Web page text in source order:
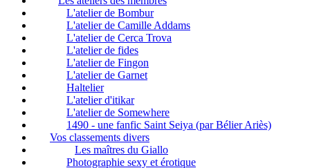
L'atelier de Bombur
L'atelier de Camille Addams
L'atelier de Cerca Trova
L'atelier de fides
L'atelier de Fingon
L'atelier de Garnet
Haltelier
L'atelier d'itikar
L'atelier de Somewhere
1490 - une fanfic Saint Seiya (par Bélier Ariès)
Vos classements divers
Les maîtres du Giallo
Photographie sexy et érotique